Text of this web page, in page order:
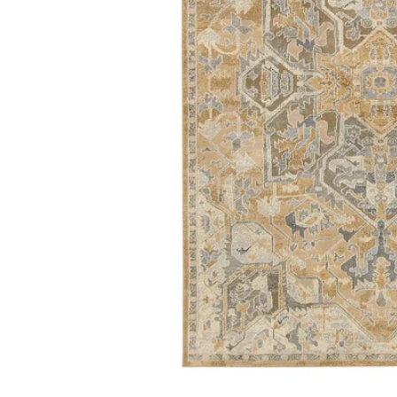
Image zoomed out, normal view